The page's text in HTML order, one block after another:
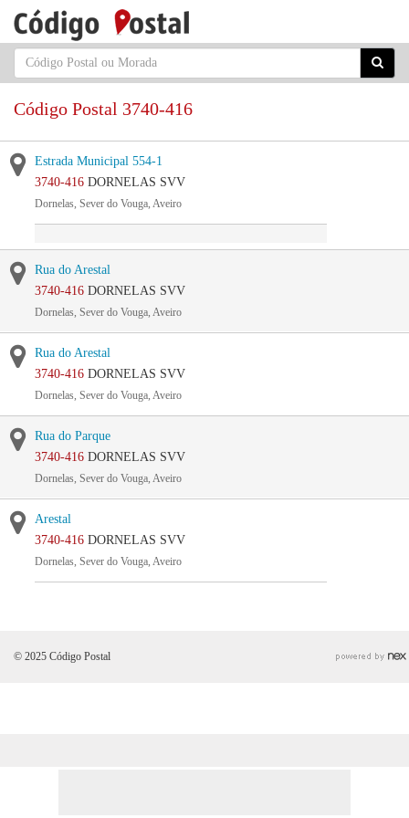
Código Postal 3740-416
Estrada Municipal 554-1
3740-416 DORNELAS SVV
Dornelas, Sever do Vouga, Aveiro
Rua do Arestal
3740-416 DORNELAS SVV
Dornelas, Sever do Vouga, Aveiro
Rua do Arestal
3740-416 DORNELAS SVV
Dornelas, Sever do Vouga, Aveiro
Rua do Parque
3740-416 DORNELAS SVV
Dornelas, Sever do Vouga, Aveiro
Arestal
3740-416 DORNELAS SVV
Dornelas, Sever do Vouga, Aveiro
© 2025 Código Postal